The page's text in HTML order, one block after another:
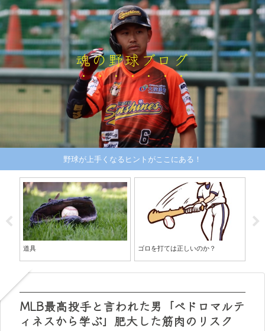
魂の野球ブログ
野球が上手くなるヒントがここにある！
道具 ゴロを打ては正しいのか？
MLB最高投手と言われた男「ペドロマルテ
ィネスから学ぶ」肥大した筋肉のリスク